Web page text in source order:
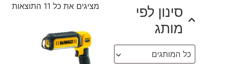
סינון לפי
מותג
כל המותגים
מציגים את כל ⁦11⁩ התוצאות